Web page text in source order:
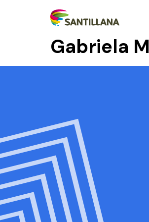
Gabriela